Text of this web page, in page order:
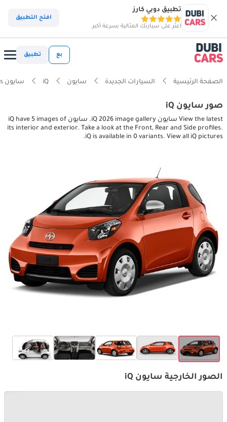
تطبيق دوبي كارز
اعثر على سيارتك المثالية بسرعة أكبر
افتح التطبيق
بع تطبيق
الصفحة الرئيسية السيارات الجديدة سايون iQ سايون iQ interior, exterior pictures
صور سايون iQ
View the latest سايون iQ 2026 image gallery. سايون iQ have 5 images of
its interior and exterior. Take a look at the Front, Rear and Side profiles.
iQ is available in 0 variants. View all iQ pictures.
الصور الخارجية سايون iQ